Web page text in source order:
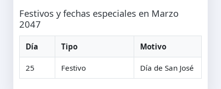
Festivos y fechas especiales en Marzo
2047
Día Tipo Motivo
25 Festivo Día de San José